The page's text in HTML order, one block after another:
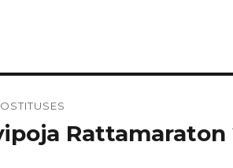
Rattamaraton